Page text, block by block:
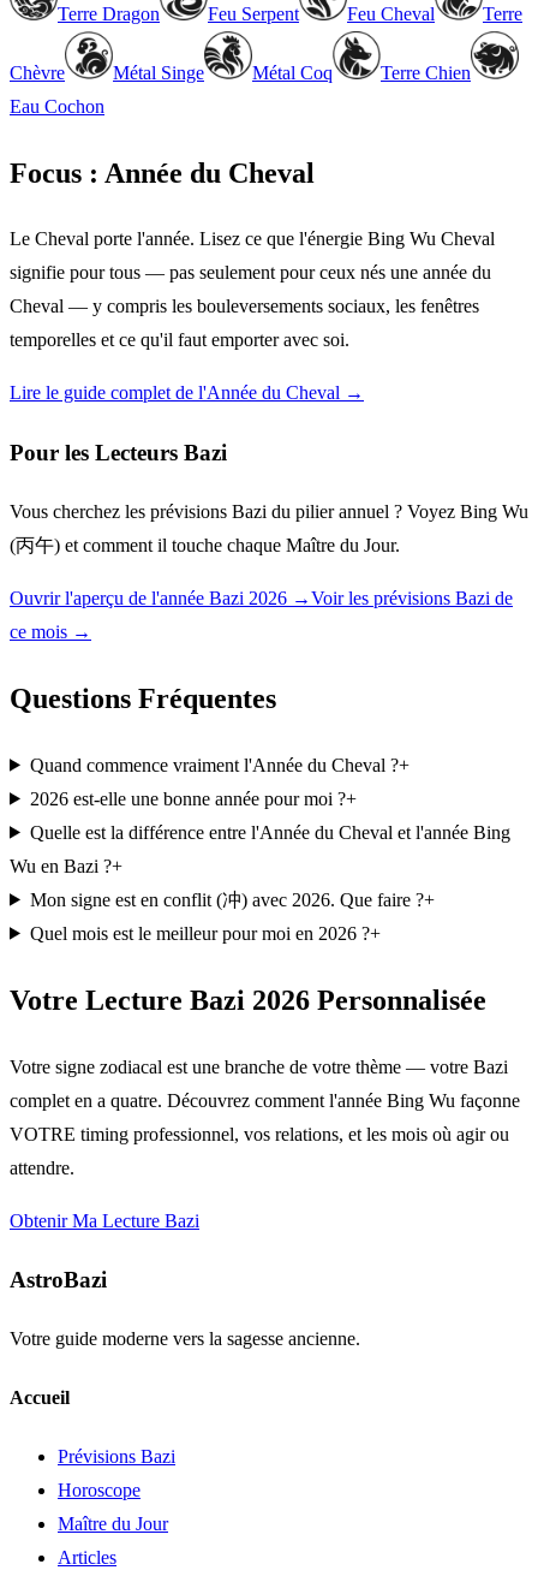
Terre Dragon Feu Serpent Feu Cheval Terre
Chèvre Métal Singe Métal Coq
Terre Chien
Eau Cochon
Focus : Année du Cheval
Le Cheval porte l'année. Lisez ce que l'énergie Bing Wu Cheval
signifie pour tous — pas seulement pour ceux nés une année du
Cheval — y compris les bouleversements sociaux, les fenêtres
temporelles et ce qu'il faut emporter avec soi.
Lire le guide complet de l'Année du Cheval →
Pour les Lecteurs Bazi
Vous cherchez les prévisions Bazi du pilier annuel ? Voyez Bing Wu
(丙午) et comment il touche chaque Maître du Jour.
Ouvrir l'aperçu de l'année Bazi 2026 →Voir les prévisions Bazi de
ce mois →
Questions Fréquentes
Quand commence vraiment l'Année du Cheval ?+
2026 est-elle une bonne année pour moi ?+
Quelle est la différence entre l'Année du Cheval et l'année Bing
Wu en Bazi ?+
Mon signe est en conflit (冲) avec 2026. Que faire ?+
Quel mois est le meilleur pour moi en 2026 ?+
Votre Lecture Bazi 2026 Personnalisée
Votre signe zodiacal est une branche de votre thème — votre Bazi
complet en a quatre. Découvrez comment l'année Bing Wu façonne
VOTRE timing professionnel, vos relations, et les mois où agir ou
attendre.
Obtenir Ma Lecture Bazi
AstroBazi
Votre guide moderne vers la sagesse ancienne.
Accueil
Prévisions Bazi
Horoscope
Maître du Jour
Articles